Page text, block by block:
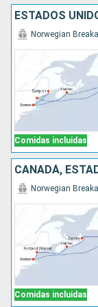
ESTADOS
Comidas incluidas
Norwegian
CANADÁ,
Comidas incluidas
Norwegian